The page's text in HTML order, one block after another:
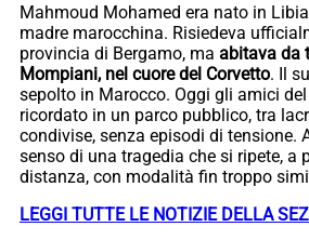
Mahmoud Mohamed era nato in
madre marocchina. Risiedeva
provincia di Bergamo, ma abitava da
Mompiani, nel cuore del Corvetto. Il
sepolto in Marocco. Oggi gli amici
ricordato in un parco pubblico, tra
condivise, senza episodi di tensione.
senso di una tragedia che si ripete, a
distanza, con modalità fin troppo
LEGGI TUTTE LE NOTIZIE DELLA